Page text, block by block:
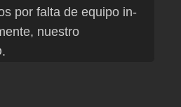
por falta de equipo in-
nuestro